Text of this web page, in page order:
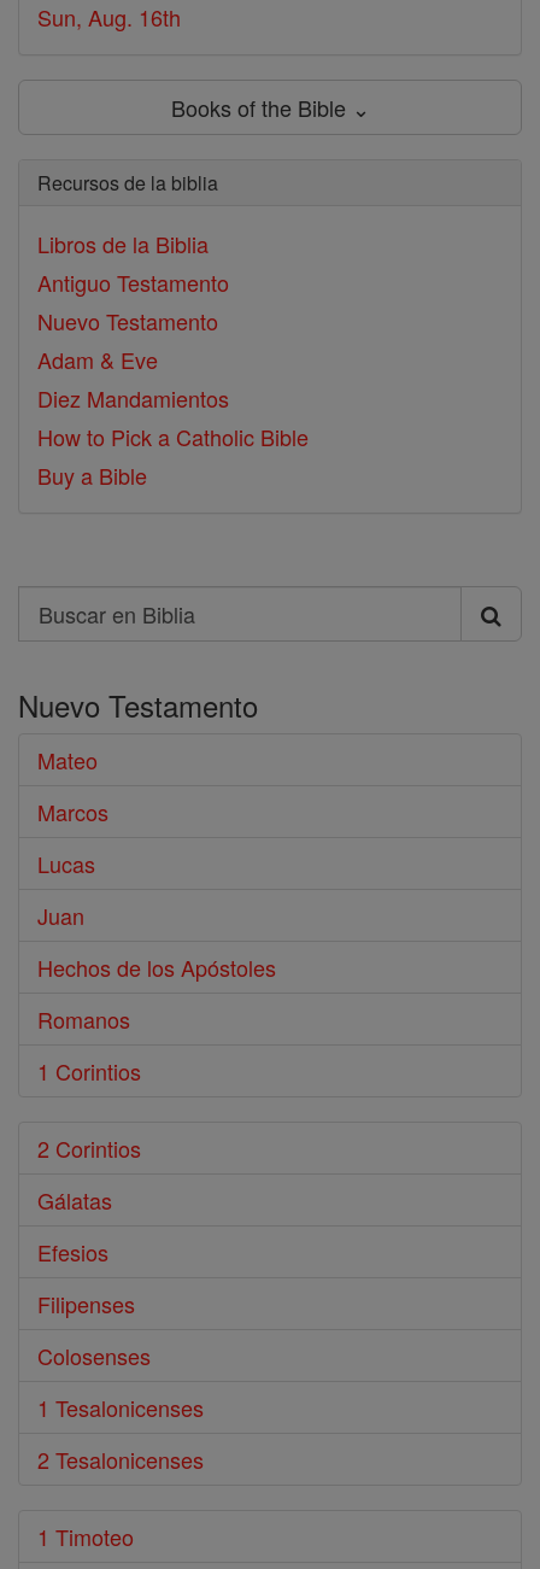
Sun, Aug. 16th
Books of the Bible ⌄
Recursos de la biblia
Libros de la Biblia
Antiguo Testamento
Nuevo Testamento
Adam & Eve
Diez Mandamientos
How to Pick a Catholic Bible
Buy a Bible
Search
Buscar
Biblia
Nuevo Testamento
Mateo
Marcos
Lucas
Juan
Hechos de los Apóstoles
Romanos
1 Corintios
2 Corintios
Gálatas
Efesios
Filipenses
Colosenses
1 Tesalonicenses
2 Tesalonicenses
1 Timoteo